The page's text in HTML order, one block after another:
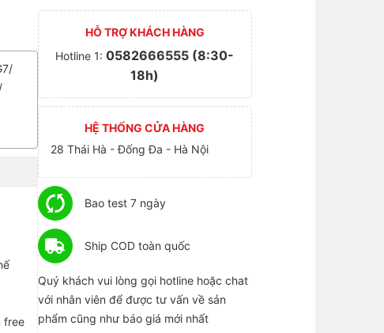
free
HỖ TRỢ KHÁCH HÀNG
Hotline 1:0582666555 (8:30-
18h)
HỆ THỐNG CỬA HÀNG
28 Thái Hà - Đống Đa - Hà Nội
Bao test 7 ngày
Ship COD toàn quốc
Quý khách vui lòng gọi hotline hoặc chat
với nhân viên để được tư vấn về sản
phẩm cũng như báo giá mới nhất